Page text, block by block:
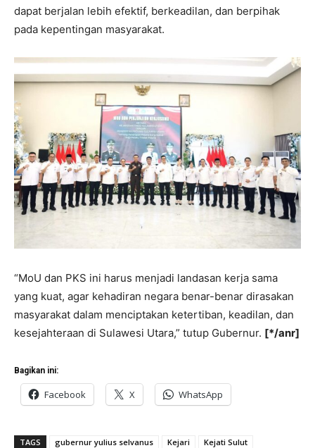
dapat berjalan lebih efektif, berkeadilan, dan berpihak
pada kepentingan masyarakat.
“MoU dan PKS ini harus menjadi landasan kerja sama
yang kuat, agar kehadiran negara benar-benar dirasakan
masyarakat dalam menciptakan ketertiban, keadilan, dan
kesejahteraan di Sulawesi Utara,” tutup Gubernur. [*/anr]
Bagikan ini:
Facebook X WhatsApp
TAGS gubernur yulius selvanus Kejari
Kejati Sulut